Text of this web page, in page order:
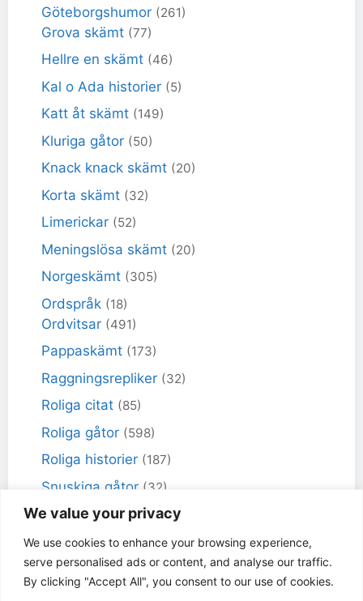
We value your privacy
We use cookies to enhance your browsing experience,
serve personalised ads or content, and analyse our traffic.
By clicking "Accept All", you consent to our use of cookies.
Göteborgshumor (261)
Grova skämt (77)
Hellre en skämt (46)
Kal o Ada historier (5)
Katt åt skämt (149)
Kluriga gåtor (50)
Knack knack skämt (20)
Korta skämt (32)
Limerickar (52)
Meningslösa skämt (20)
Norgeskämt (305)
Ordspråk (18)
Ordvitsar (491)
Pappaskämt (173)
Raggningsrepliker (32)
Roliga citat (85)
Roliga gåtor (598)
Roliga historier (187)
Snuskiga gåtor (32)
Snuskiga skämt(98)
Sportskämt (18)
Torra skämt (461)